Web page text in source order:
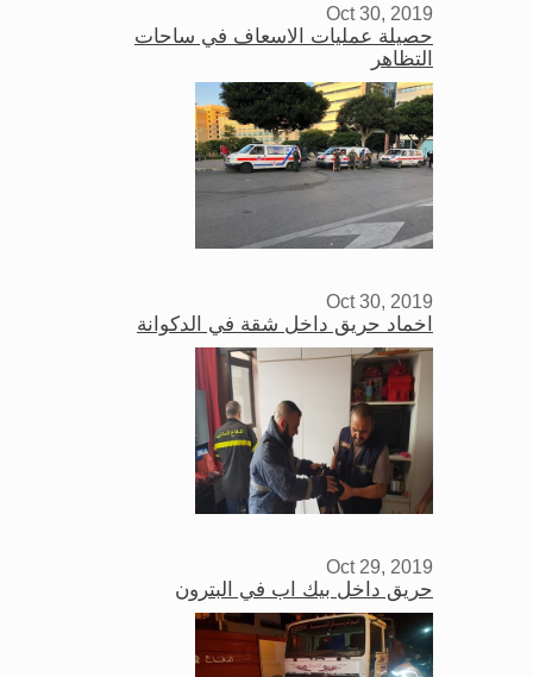
Oct 30, 2019
حصيلة عمليات الاسعاف في ساحات
التظاهر
Oct 30, 2019
اخماد حريق داخل شقة في الدكوانة
Oct 29, 2019
حريق داخل بيك اب في البترون